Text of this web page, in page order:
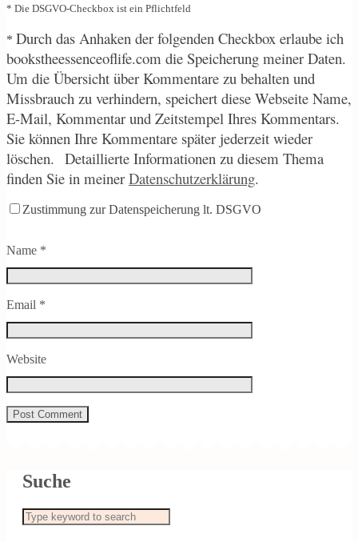
* Die DSGVO-Checkbox ist ein Pflichtfeld
* Durch das Anhaken der folgenden Checkbox erlaube ich
bookstheessenceoflife.com die Speicherung meiner Daten.
Um die Übersicht über Kommentare zu behalten und
Missbrauch zu verhindern, speichert diese Webseite Name,
E-Mail, Kommentar und Zeitstempel Ihres Kommentars.
Sie können Ihre Kommentare später jederzeit wieder
löschen. Detaillierte Informationen zu diesem Thema
finden Sie in meiner Datenschutzerklärung.
Zustimmung zur Datenspeicherung lt. DSGVO
Name *
Email *
Website
Suche